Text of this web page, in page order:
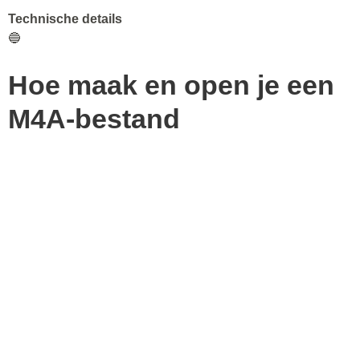
Technische details
🔵
Hoe maak en open je een
M4A-bestand